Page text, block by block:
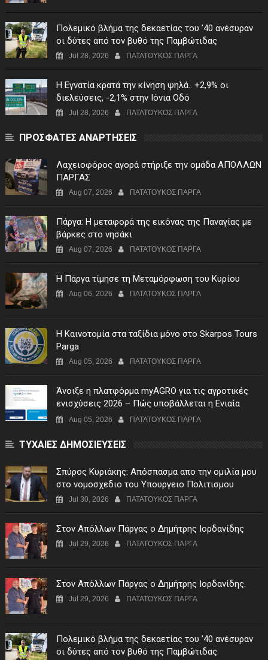
Πολεμικό βλήμα της δεκαετίας του ’40 ανέσυραν
οι δύτες από τον βυθό της Παμβώτιδας
Jul 28, 2026 ΠΑΤΑΤΟΥΚΟΣ ΠΑΡΓΑ
Η Εγνατία κρατά την κίνηση ψηλά.. +2,9% οι
διελεύσεις, -2,1% στην Ιόνια Οδό
Jul 28, 2026 ΠΑΤΑΤΟΥΚΟΣ ΠΑΡΓΑ
ΠΡΟΣΦΑΤΕΣ ΑΝΑΡΤΗΣΕΙΣ
Λαχειοφόρος αγορά στήριξε την ομάδα ΑΠΟΛΛΩΝ
ΠΑΡΓΑΣ
Aug 07, 2026 ΠΑΤΑΤΟΥΚΟΣ ΠΑΡΓΑ
Πάργα: Η μεταφορά της εικόνας της Παναγίας με
βάρκες στο νησάκι.
Aug 07, 2026 ΠΑΤΑΤΟΥΚΟΣ ΠΑΡΓΑ
Η Πάργα τίμησε τη Μεταμόρφωση του Κυρίου
Aug 06, 2026 ΠΑΤΑΤΟΥΚΟΣ ΠΑΡΓΑ
Η Καινοτομία στα ταξίδια μόνο στο Skarpos Tours
Parga
Aug 05, 2026 ΠΑΤΑΤΟΥΚΟΣ ΠΑΡΓΑ
Άνοιξε η πλατφόρμα myAGRO για τις αγροτικές
ενισχύσεις 2026 – Πώς υποβάλλεται η Ενιαία
Αίτηση Ενίσχυσης
Aug 05, 2026 ΠΑΤΑΤΟΥΚΟΣ ΠΑΡΓΑ
ΤΥΧΑΙΕΣ ΔΗΜΟΣΙΕΥΣΕΙΣ
Σπύρος Κυριάκης: Απόσπασμα απο την ομιλία μου
στο νομοσχεδιο του Υπουργειο Πολιτισμου
Jul 30, 2026 ΠΑΤΑΤΟΥΚΟΣ ΠΑΡΓΑ
Στον Απόλλων Πάργας ο Δημήτρης Ιορδανίδης
Jul 29, 2026 ΠΑΤΑΤΟΥΚΟΣ ΠΑΡΓΑ
Στον Απόλλων Πάργας ο Δημήτρης Ιορδανίδης.
Jul 29, 2026 ΠΑΤΑΤΟΥΚΟΣ ΠΑΡΓΑ
Πολεμικό βλήμα της δεκαετίας του ’40 ανέσυραν
οι δύτες από τον βυθό της Παμβώτιδας